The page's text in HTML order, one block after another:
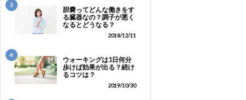
3
胆嚢ってどんな働きをす
る臓器なの？調子が悪く
なるとどうなる？
2018/12/11
4
ウォーキングは1日何分
歩けば効果が出る？続け
るコツは？
2019/10/30